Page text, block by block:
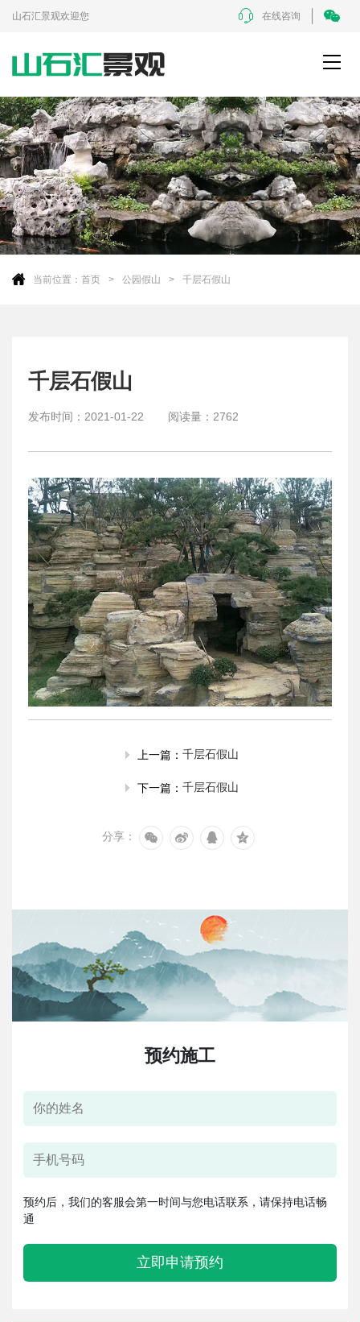
山石汇景观欢迎您 在线咨询
当前位置： 首页 公园假山 千层石假山
预约施工
预约后，我们的客服会第一时间与您电话联系，请保持电话畅
通
立即申请预约
千层石假山
发布时间： 2021-01-22 阅读量： 2762
上一篇： 千层石假山
下一篇： 千层石假山
分享：